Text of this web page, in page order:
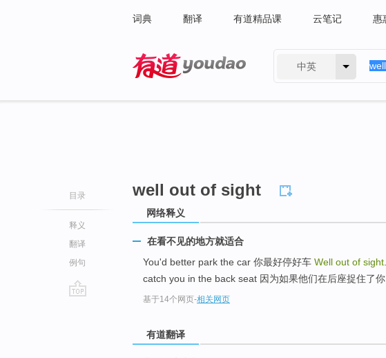
词典 翻译 有道精品课 云笔记 惠
中英
目录
释义
翻译
例句
well out of sight
网络释义
在看不见的地方就适合
You'd better park the car 你最好停好车 Well out of sight
catch you in the back seat 因为如果他们在后座捉住了你
基于14个网页-相关网页
有道翻译